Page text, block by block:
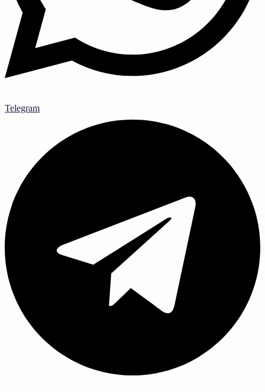
Telegram